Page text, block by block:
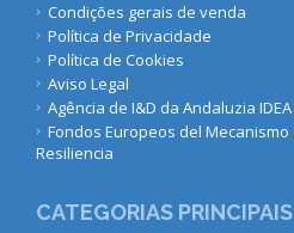
Condições gerais de venda
Política de Privacidade
Política de Cookies
Aviso Legal
Agência de I&D da Andaluzia IDEA
Fondos Europeos del
Resiliencia
CATEGORIAS PRINCIPAIS